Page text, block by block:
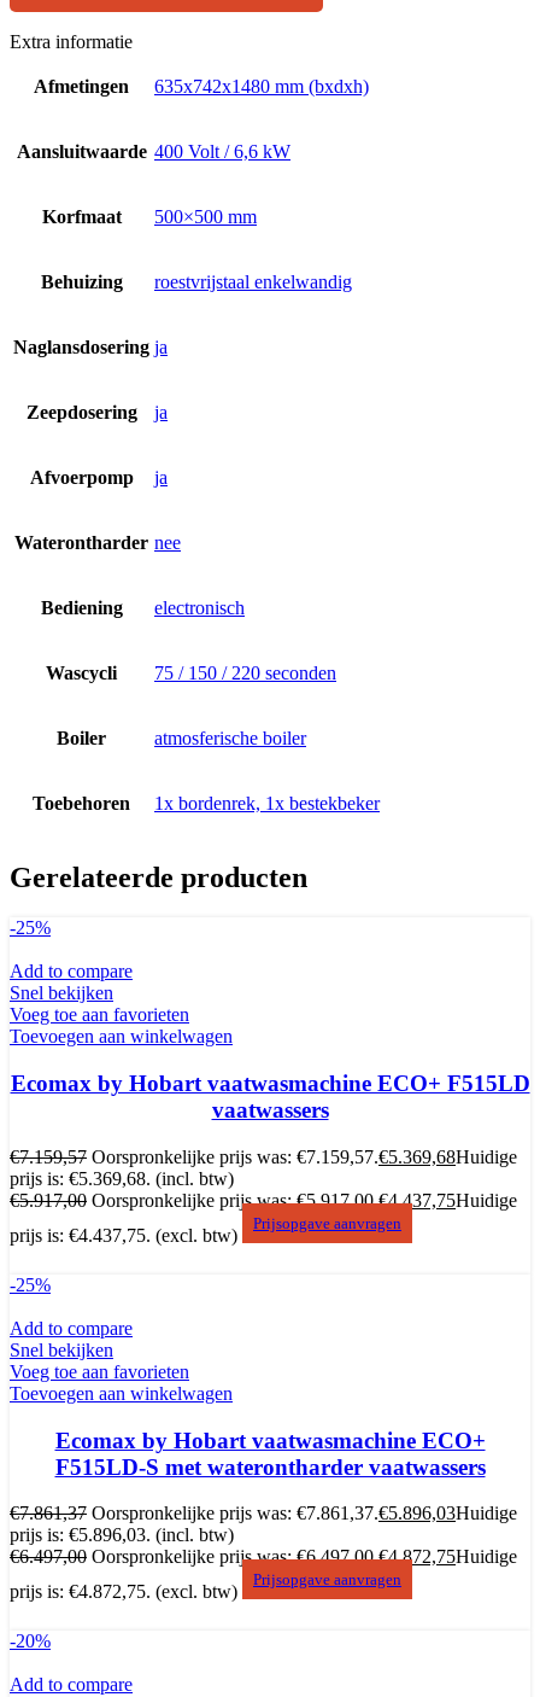
Extra informatie
Afmetingen 635x742x1480 mm (bxdxh)
Aansluitwaarde 400 Volt / 6,6 kW
Korfmaat 500×500 mm
Behuizing roestvrijstaal enkelwandig
Naglansdosering ja
Zeepdosering ja
Afvoerpomp ja
Waterontharder nee
Bediening electronisch
Wascycli 75 / 150 / 220 seconden
Boiler atmosferische boiler
Toebehoren 1x bordenrek, 1x bestekbeker
Gerelateerde producten
-25%
Add to compare
Snel bekijken
Voeg toe aan favorieten
Toevoegen aan winkelwagen
Ecomax by Hobart vaatwasmachine ECO+ F515LD
vaatwassers
€7.159,57 Oorspronkelijke prijs was: €7.159,57.€5.369,68Huidige
prijs is: €5.369,68. (incl. btw)
€5.917,00 Oorspronkelijke prijs was: €5.917,00.€4.437,75Huidige
prijs is: €4.437,75. (excl. btw)
Prijsopgave aanvragen
-25%
Add to compare
Snel bekijken
Voeg toe aan favorieten
Toevoegen aan winkelwagen
Ecomax by Hobart vaatwasmachine ECO+
F515LD-S met waterontharder vaatwassers
€7.861,37 Oorspronkelijke prijs was: €7.861,37.€5.896,03Huidige
prijs is: €5.896,03. (incl. btw)
€6.497,00 Oorspronkelijke prijs was: €6.497,00.€4.872,75Huidige
prijs is: €4.872,75. (excl. btw)
Prijsopgave aanvragen
-20%
Add to compare